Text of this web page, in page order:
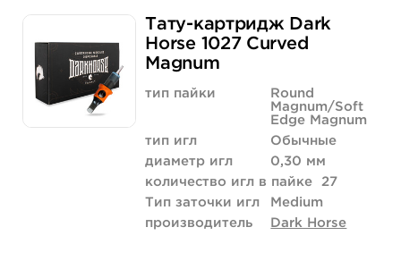
Количество
2 380 руб.
купить
Тату-картридж Dark
Horse 1027 Curved
Magnum
тип пайки
Round
Magnum/Soft
Edge Magnum
тип игл
Обычные
диаметр игл
0,30 мм
количество игл в пайке
27
Тип заточки игл
Medium
производитель
Dark Horse